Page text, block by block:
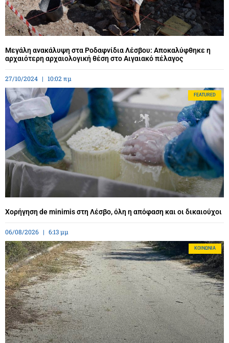
Μεγάλη ανακάλυψη στα Ροδαφνίδια Λέσβου: Αποκαλύφθηκε η
αρχαιότερη αρχαιολογική θέση στο Αιγαιακό πέλαγος
27/10/2024 10:02 πμ
FEATURED
Χορήγηση de minimis στη Λέσβο, όλη η απόφαση και οι δικαιούχοι
06/08/2026 6:13 μμ
ΚΟΙΝΩΝΊΑ